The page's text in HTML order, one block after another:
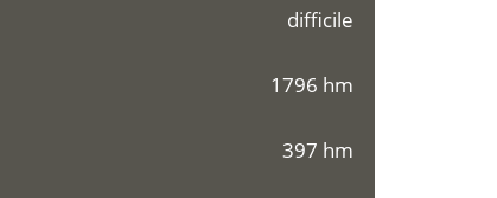
difficile
1796 hm
397 hm